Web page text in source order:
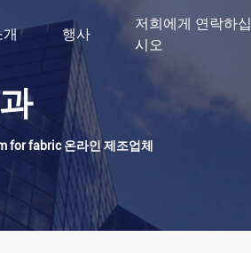
개 행사
저희에게 연락하십
시오
for fabric 온라인 제조업체